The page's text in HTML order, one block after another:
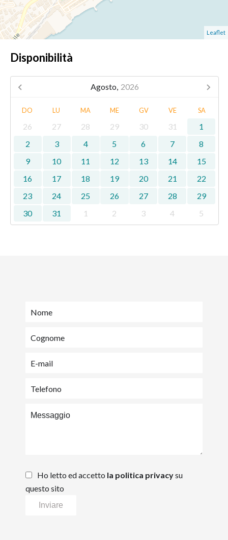
Leaflet
Disponibilità
Agosto, 2026
DO LU MA ME GV VE SA
26 27 28 29 30 31
1
2
3 4 5 6 7
8
9
10 11 12 13 14
15
16
17 18 19 20 21
22
23
24 25 26 27 28
29
30
31 1 2 3 4 5
Ho letto ed accetto la politica privacysu
questo sito
Inviare